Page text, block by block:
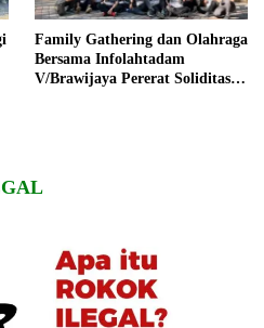
Family Gathering dan Olahraga
Bersama Infolahtadam
V/Brawijaya Pererat Soliditas